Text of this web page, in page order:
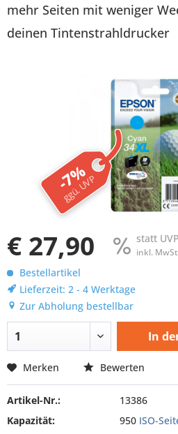
mehr Seiten mit weniger
deinen Tintenstrahldrucker
-7%
ggü. UVP
€ 27,90 statt UVP
inkl.
Bestellartikel
Lieferzeit: 2 - 4 Werktage
Zur Abholung bestellbar
In
Merken Bewerten
Artikel-Nr.:
13386
Kapazität:
950 ISO-